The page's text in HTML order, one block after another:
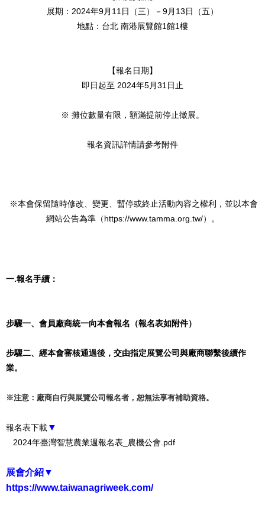
展期：2024年9月11日（三）－9月13日（五）
地點：台北 南港展覽館1館1樓
【報名日期】
即日起至 2024年5月31日止
※ 攤位數量有限，額滿提前停止徵展。
報名資訊詳情請參考附件
※本會保留隨時修改、變更、暫停或終止活動內容之權利，並以本會
網站公告為準（https://www.tamma.org.tw/）。
一.報名手續：
步驟一、會員廠商統一向本會報名（報名表如附件）
步驟二、經本會審核通過後，交由指定展覽公司與廠商聯繫後續作
業。
※注意：廠商自行與展覽公司報名者，恕無法享有補助資格。
報名表下載▼
2024年臺灣智慧農業週報名表_農機公會.pdf
展會介紹▼
https://www.taiwanagriweek.com/